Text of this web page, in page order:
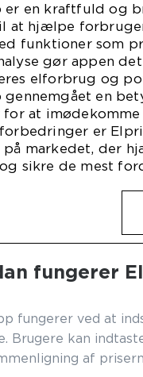
er en kraftfuld og
at hjælpe
funktioner som
gør appen
elforbrug og
gennemgået en
at
er
på markedet, der
sikre de mest
fungerer
fungerer ved at
Brugere kan
af